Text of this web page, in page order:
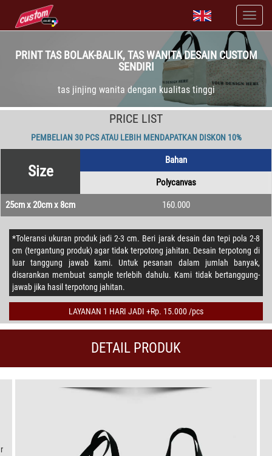
PRINT TAS BOLAK-BALIK, TAS WANITA DESAIN CUSTOM
SENDIRI
tas jinjing wanita dengan kualitas tinggi
PRICE LIST
PEMBELIAN 30 PCS ATAU LEBIH MENDAPATKAN DISKON 10%
Size
Bahan
Polycanvas
25cm x 20cm x 8cm 160.000
*Toleransi ukuran produk jadi 2-3 cm. Beri jarak desain dan tepi pola 2-8
cm (tergantung produk) agar tidak terpotong jahitan. Desain terpotong di
luar tanggung jawab kami. Untuk pesanan dalam jumlah banyak,
disarankan membuat sample terlebih dahulu. Kami tidak bertanggung-
jawab jika hasil terpotong jahitan.
LAYANAN 1 HARI JADI +Rp. 15.000 /pcs
DETAIL PRODUK